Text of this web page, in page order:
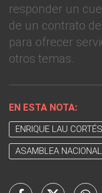
responder un
de un contrato
para ofrecer
otros temas.
EN ESTA NOTA:
ENRIQUE LAU CORTÉS
ASAMBLEA NACIONAL